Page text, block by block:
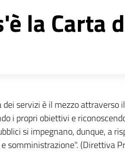
la Carta
completa
dei servizi è il mezzo attraverso
i propri obiettivi e
si impegnano, dunque, a
somministrazione". (Direttiva